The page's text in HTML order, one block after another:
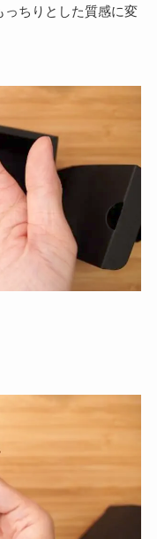
ちりとした質感に変